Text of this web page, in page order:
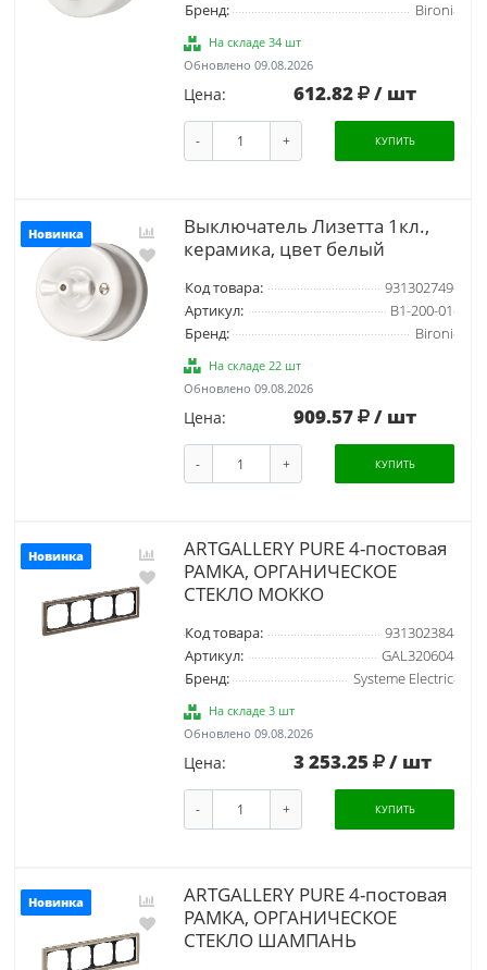
Бренд:
Bironi
На складе 34 шт
Обновлено 09.08.2026
Цена: 612.82 / шт
- + КУПИТЬ
Новинка
Выключатель Лизетта 1кл.,
керамика, цвет белый
Код товара:
931302749
Артикул:
B1-200-01
Бренд:
Bironi
На складе 22 шт
Обновлено 09.08.2026
Цена: 909.57 / шт
- + КУПИТЬ
Новинка
ARTGALLERY PURE 4-постовая
РАМКА, ОРГАНИЧЕСКОЕ
СТЕКЛО МОККО
Код товара:
931302384
Артикул:
GAL320604
Бренд:
Systeme Electric
На складе 3 шт
Обновлено 09.08.2026
Цена: 3 253.25 / шт
- + КУПИТЬ
Новинка
ARTGALLERY PURE 4-постовая
РАМКА, ОРГАНИЧЕСКОЕ
СТЕКЛО ШАМПАНЬ